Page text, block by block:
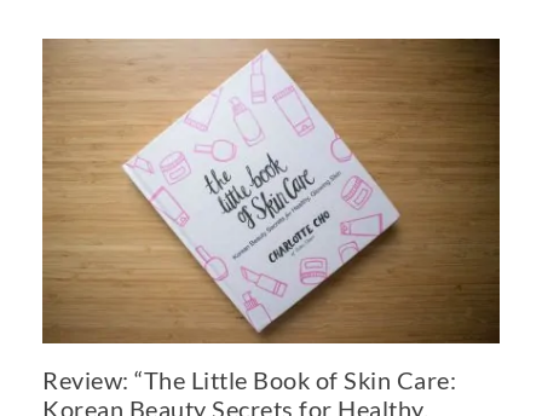
Review: “The Little Book of Skin Care:
Korean Beauty Secrets for Healthy,